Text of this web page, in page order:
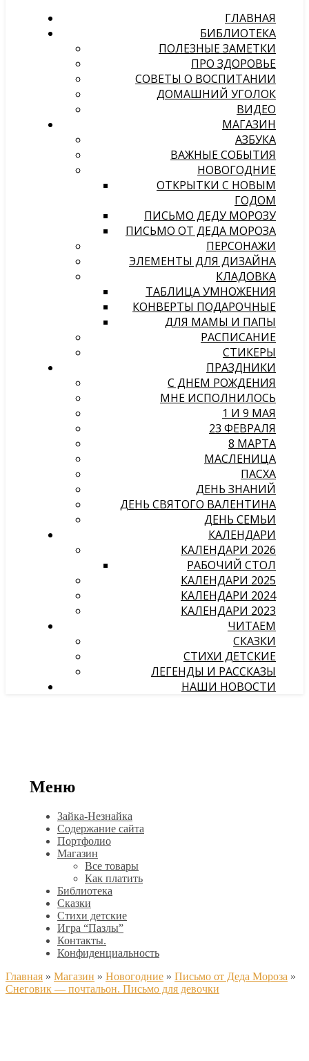
ГЛАВНАЯ
БИБЛИОТЕКА
ПОЛЕЗНЫЕ ЗАМЕТКИ
ПРО ЗДОРОВЬЕ
СОВЕТЫ О ВОСПИТАНИИ
ДОМАШНИЙ УГОЛОК
ВИДЕО
МАГАЗИН
АЗБУКА
ВАЖНЫЕ СОБЫТИЯ
НОВОГОДНИЕ
ОТКРЫТКИ С НОВЫМ
ГОДОМ
ПИСЬМО ДЕДУ МОРОЗУ
ПИСЬМО ОТ ДЕДА МОРОЗА
ПЕРСОНАЖИ
ЭЛЕМЕНТЫ ДЛЯ ДИЗАЙНА
КЛАДОВКА
ТАБЛИЦА УМНОЖЕНИЯ
КОНВЕРТЫ ПОДАРОЧНЫЕ
ДЛЯ МАМЫ И ПАПЫ
РАСПИСАНИЕ
СТИКЕРЫ
ПРАЗДНИКИ
С ДНЕМ РОЖДЕНИЯ
МНЕ ИСПОЛНИЛОСЬ
1 И 9 МАЯ
23 ФЕВРАЛЯ
8 МАРТА
МАСЛЕНИЦА
ПАСХА
ДЕНЬ ЗНАНИЙ
ДЕНЬ СВЯТОГО ВАЛЕНТИНА
ДЕНЬ СЕМЬИ
КАЛЕНДАРИ
КАЛЕНДАРИ 2026
РАБОЧИЙ СТОЛ
КАЛЕНДАРИ 2025
КАЛЕНДАРИ 2024
КАЛЕНДАРИ 2023
ЧИТАЕМ
СКАЗКИ
СТИХИ ДЕТСКИЕ
ЛЕГЕНДЫ И РАССКАЗЫ
НАШИ НОВОСТИ
Меню
Зайка-Незнайка
Содержание сайта
Портфолио
Магазин
Все товары
Как платить
Библиотека
Сказки
Стихи детские
Игра “Пазлы”
Контакты.
Конфиденциальность
Главная » Магазин » Новогодние » Письмо от Деда Мороза »
Снеговик — почтальон. Письмо для девочки